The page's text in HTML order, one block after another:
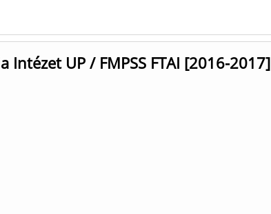
UP / FMPSS FTAI [2016-2017]